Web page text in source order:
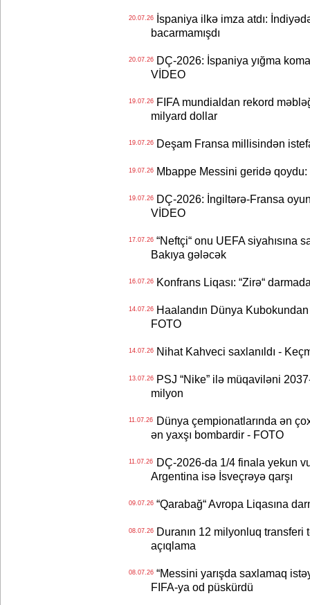
20.07.26İspaniya ilkə imza atdı:
bacarmamışdı
20.07.26DÇ-2026: İspaniya yığma
VİDEO
19.07.26FIFA mundialdan rekord
milyard dollar
19.07.26Deşam Fransa millisindən
19.07.26Mbappe Messini geridə qoydu:
19.07.26DÇ-2026: İngiltərə-Fransa
VİDEO
17.07.26“Neftçi“ onu UEFA siyahısına
Bakıya gələcək
16.07.26Konfrans Liqası: “Zirə“
14.07.26Haalandın Dünya Kubokundan
FOTO
14.07.26Nihat Kahveci saxlanıldı -
13.07.26PSJ “Nike” ilə müqaviləni
milyon
11.07.26Dünya çempionatlarında ən
ən yaxşı bombardir - FOTO
11.07.26DÇ-2026-da 1/4 finala yekun
Argentina isə İsveçrəyə qarşı
09.07.26“Qarabağ“ Avropa Liqasına
08.07.26Duranın 12 milyonluq transferi
açıqlama
08.07.26“Messini yarışda saxlamaq
FIFA-ya od püskürdü